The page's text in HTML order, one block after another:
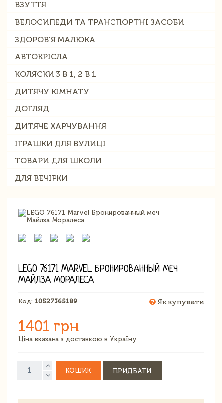
ВЗУТТЯ
ВЕЛОСИПЕДИ ТА ТРАНСПОРТНІ ЗАСОБИ
ЗДОРОВ'Я МАЛЮКА
АВТОКРІСЛА
КОЛЯСКИ 3 В 1, 2 В 1
ДИТЯЧУ КІМНАТУ
ДОГЛЯД
ДИТЯЧЕ ХАРЧУВАННЯ
ІГРАШКИ ДЛЯ ВУЛИЦІ
ТОВАРИ ДЛЯ ШКОЛИ
ДЛЯ ВЕЧІРКИ
LEGO 76171 MARVEL БРОНИРОВАННЫЙ МЕЧ
МАЙЛЗА МОРАЛЕСА
Код: 10527365189 Як купувати
1401 грн
Ціна вказана з доставкою в Україну
КОШИК ПРИДБАТИ